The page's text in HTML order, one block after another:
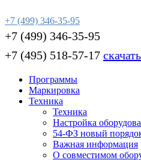
+7 (499) 346-35-95
+7 (499) 346-35-95
+7 (495) 518-57-17
Программы
Маркировка
Техника
Техника
Настройка
54-ФЗ новый
Важная информация
О совместимом